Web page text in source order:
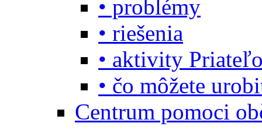
• problémy
• riešenia
• aktivity
• čo môžete
Centrum pomoci